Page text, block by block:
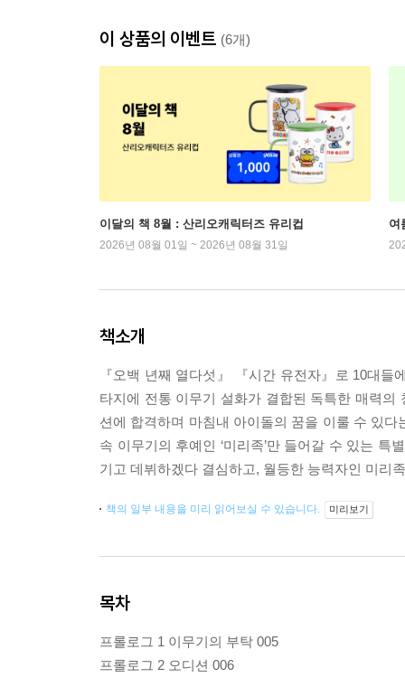
이 상품의 이벤트 (6개)
이달의 책 8월 : 산리오캐릭터즈 유리컵
2026년 08월 01일 ~ 2026년 08월 31일
여
책소개
『오백 년째 열다섯』 『시간 유전자』로 10대
타지에 전통 이무기 설화가 결합된 독특한 매력의
션에 합격하며 마침내 아이돌의 꿈을 이룰 수 있다
속 이무기의 후예인 ‘미리족’만 들어갈 수 있는
기고 데뷔하겠다 결심하고, 월등한 능력자인 미리
책의 일부 내용을 미리 읽어보실 수 있습니다. 미리보기
목차
프롤로그 1 이무기의 부탁 005
프롤로그 2 오디션 006